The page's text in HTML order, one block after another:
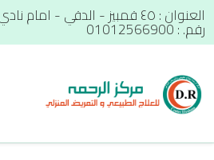
العنوان : ٤٥ قمبيز - الدقي -
رقم. : 01012566900